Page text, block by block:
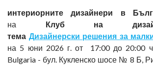
интериорните дизайнери в
на Клуб на
тема Дизайнерски решения за
на 5 юни 2026 г. от 17:00 до 20:00
Bulgaria - бул. Кукленско шосе № 8 Б,